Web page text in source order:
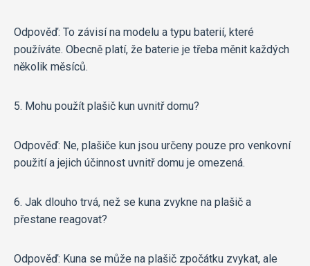
Odpověď: To závisí na modelu a typu baterií, které
používáte. Obecně platí, že baterie je třeba měnit každých
několik měsíců.
5. Mohu použít plašič kun uvnitř domu?
Odpověď: Ne, plašiče kun jsou určeny pouze pro venkovní
použití a jejich účinnost uvnitř domu je omezená.
6. Jak dlouho trvá, než se kuna zvykne na plašič a
přestane reagovat?
Odpověď: Kuna se může na plašič zpočátku zvykat, ale